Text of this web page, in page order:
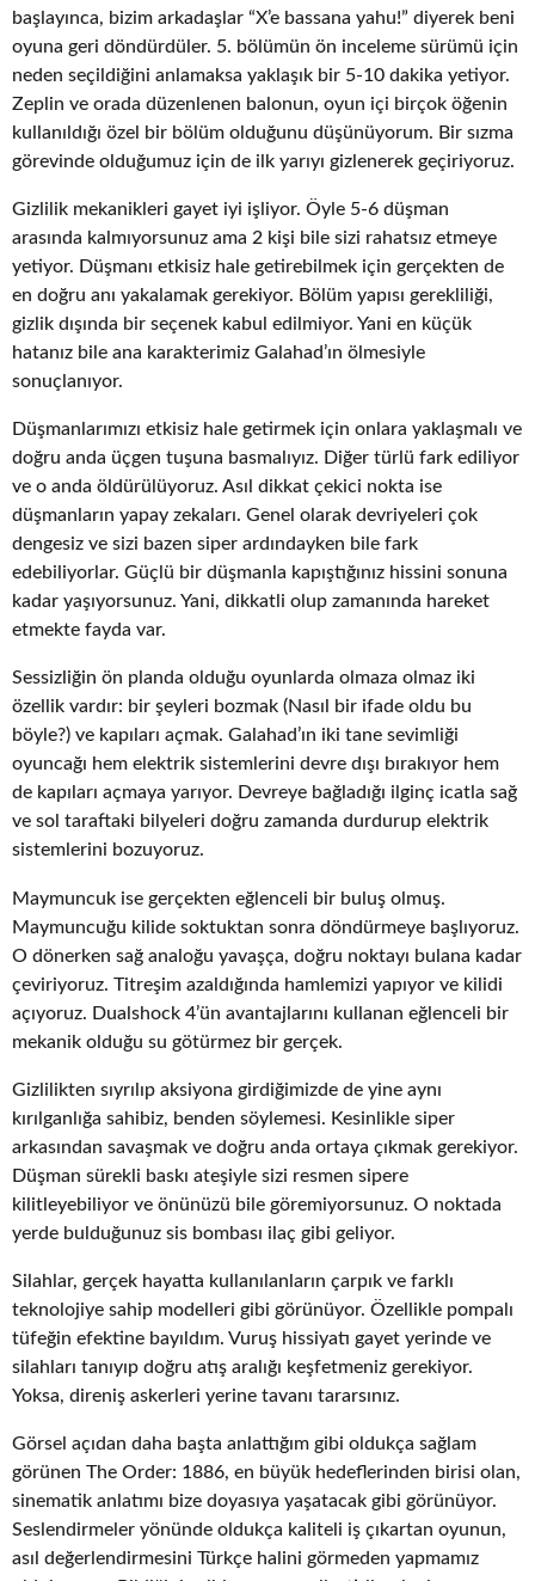
başlayınca, bizim arkadaşlar “X’e bassana yahu!” diyerek beni
oyuna geri döndürdüler. 5. bölümün ön inceleme sürümü için
neden seçildiğini anlamaksa yaklaşık bir 5-10 dakika yetiyor.
Zeplin ve orada düzenlenen balonun, oyun içi birçok öğenin
kullanıldığı özel bir bölüm olduğunu düşünüyorum. Bir sızma
görevinde olduğumuz için de ilk yarıyı gizlenerek geçiriyoruz.
Gizlilik mekanikleri gayet iyi işliyor. Öyle 5-6 düşman
arasında kalmıyorsunuz ama 2 kişi bile sizi rahatsız etmeye
yetiyor. Düşmanı etkisiz hale getirebilmek için gerçekten de
en doğru anı yakalamak gerekiyor. Bölüm yapısı gerekliliği,
gizlik dışında bir seçenek kabul edilmiyor. Yani en küçük
hatanız bile ana karakterimiz Galahad’ın ölmesiyle
sonuçlanıyor.
Düşmanlarımızı etkisiz hale getirmek için onlara yaklaşmalı ve
doğru anda üçgen tuşuna basmalıyız. Diğer türlü fark ediliyor
ve o anda öldürülüyoruz. Asıl dikkat çekici nokta ise
düşmanların yapay zekaları. Genel olarak devriyeleri çok
dengesiz ve sizi bazen siper ardındayken bile fark
edebiliyorlar. Güçlü bir düşmanla kapıştığınız hissini sonuna
kadar yaşıyorsunuz. Yani, dikkatli olup zamanında hareket
etmekte fayda var.
Sessizliğin ön planda olduğu oyunlarda olmaza olmaz iki
özellik vardır: bir şeyleri bozmak (Nasıl bir ifade oldu bu
böyle?) ve kapıları açmak. Galahad’ın iki tane sevimliği
oyuncağı hem elektrik sistemlerini devre dışı bırakıyor hem
de kapıları açmaya yarıyor. Devreye bağladığı ilginç icatla sağ
ve sol taraftaki bilyeleri doğru zamanda durdurup elektrik
sistemlerini bozuyoruz.
Maymuncuk ise gerçekten eğlenceli bir buluş olmuş.
Maymuncuğu kilide soktuktan sonra döndürmeye başlıyoruz.
O dönerken sağ analoğu yavaşça, doğru noktayı bulana kadar
çeviriyoruz. Titreşim azaldığında hamlemizi yapıyor ve kilidi
açıyoruz. Dualshock 4’ün avantajlarını kullanan eğlenceli bir
mekanik olduğu su götürmez bir gerçek.
Gizlilikten sıyrılıp aksiyona girdiğimizde de yine aynı
kırılganlığa sahibiz, benden söylemesi. Kesinlikle siper
arkasından savaşmak ve doğru anda ortaya çıkmak gerekiyor.
Düşman sürekli baskı ateşiyle sizi resmen sipere
kilitleyebiliyor ve önünüzü bile göremiyorsunuz. O noktada
yerde bulduğunuz sis bombası ilaç gibi geliyor.
Silahlar, gerçek hayatta kullanılanların çarpık ve farklı
teknolojiye sahip modelleri gibi görünüyor. Özellikle pompalı
tüfeğin efektine bayıldım. Vuruş hissiyatı gayet yerinde ve
silahları tanıyıp doğru atış aralığı keşfetmeniz gerekiyor.
Yoksa, direniş askerleri yerine tavanı tararsınız.
Görsel açıdan daha başta anlattığım gibi oldukça sağlam
görünen The Order: 1886, en büyük hedeflerinden birisi olan,
sinematik anlatımı bize doyasıya yaşatacak gibi görünüyor.
Seslendirmeler yönünde oldukça kaliteli iş çıkartan oyunun,
asıl değerlendirmesini Türkçe halini görmeden yapmamız